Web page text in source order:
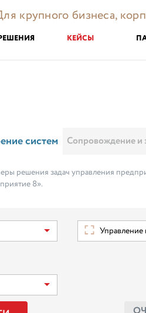
крупного бизнеса,
КЕЙСЫ
систем Сопровождение и
решения задач управления
8».
Управление